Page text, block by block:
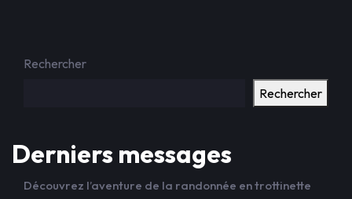
Rechercher
Rechercher
Derniers messages
Découvrez l’aventure de la randonnée en trottinette